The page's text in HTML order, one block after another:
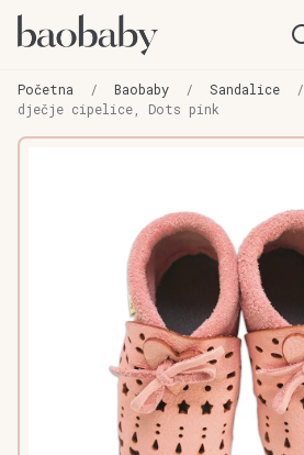
na
navigaciju
do
sadržaja
Početna / Baobaby / Sandalice /
dječje cipelice, Dots pink